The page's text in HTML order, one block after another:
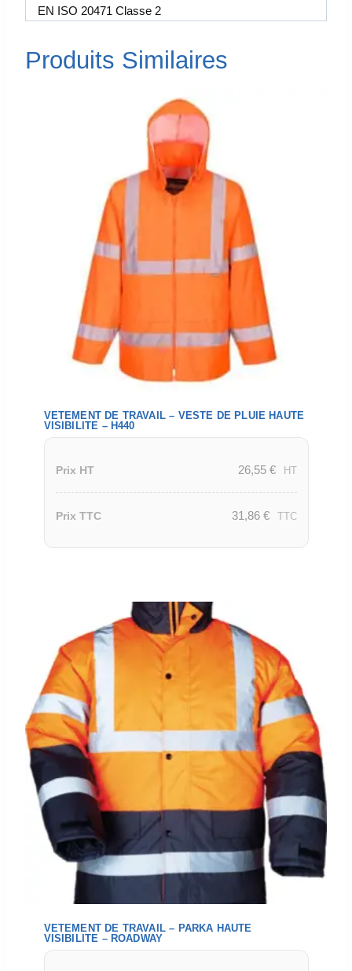
EN ISO 20471 Classe 2
Produits Similaires
VETEMENT DE TRAVAIL – VESTE DE PLUIE HAUTE
VISIBILITE – H440
Prix HT 26,55 € HT
Prix TTC 31,86 € TTC
VETEMENT DE TRAVAIL – PARKA HAUTE
VISIBILITE – ROADWAY